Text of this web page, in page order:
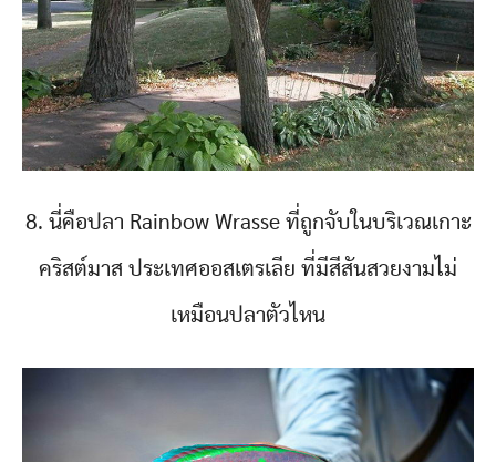
8. นี่คือปลา Rainbow Wrasse ที่ถูกจับในบริเวณเกาะ
คริสต์มาส ประเทศออสเตรเลีย ที่มีสีสันสวยงามไม่
เหมือนปลาตัวไหน